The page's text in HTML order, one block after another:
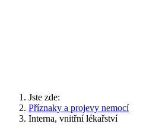
Jste zde:
Příznaky a projevy nemocí
Interna, vnitřní lékařství